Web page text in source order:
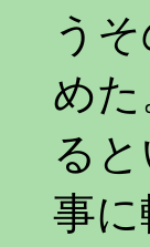
う
め
る
事